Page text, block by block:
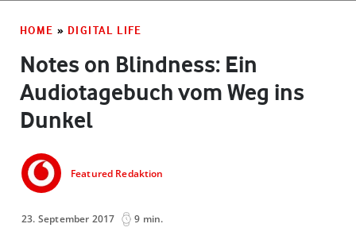
HOME » DIGITAL LIFE
Notes on Blindness: Ein
Audiotagebuch vom Weg ins
Dunkel
Featured Redaktion
23. September 2017 9 min.